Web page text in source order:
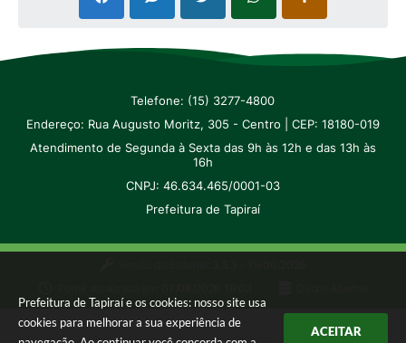
Prefeitura de Tapiraí e os cookies: nosso site usa
cookies para melhorar a sua experiência de
ACEITAR
Telefone: (15) 3277-4800
Endereço: Rua Augusto Moritz, 305 - Centro | CEP: 18180-019
Atendimento de Segunda à Sexta das 9h às 12h e das 13h às
16h
CNPJ: 46.634.465/0001-03
Prefeitura de Tapiraí